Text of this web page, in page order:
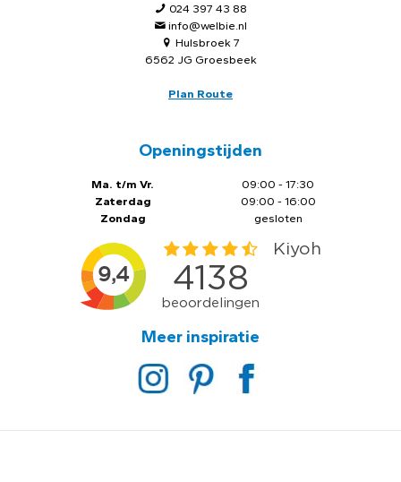
024 397 43 88
info@welbie.nl
Hulsbroek 7
6562 JG Groesbeek
Plan Route
Openingstijden
Ma. t/m Vr.
Zaterdag
Zondag
09:00 - 17:30
09:00 - 16:00
gesloten
Meer inspiratie